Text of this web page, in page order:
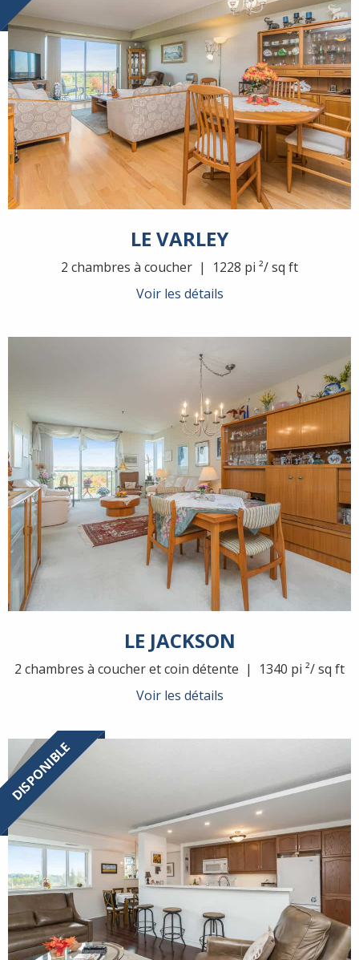
LE VARLEY
2 chambres à coucher | 1228 pi ²/ sq ft
Voir les détails
LE JACKSON
2 chambres à coucher et coin détente | 1340 pi ²/ sq ft
Voir les détails
DISPONIBLE